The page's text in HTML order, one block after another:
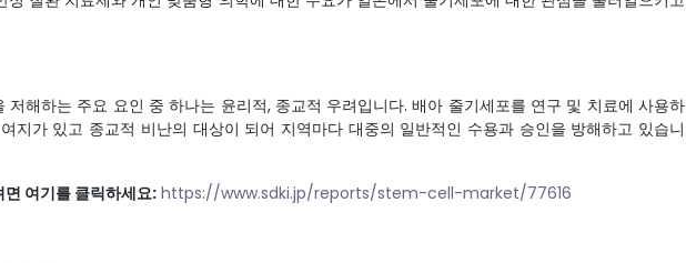
저해하는 주요 요인 중 하나는 윤리적, 종교적 우려입니다. 배아 줄기세포를 연구 및 치료에 사용하
지가 있고 종교적 비난의 대상이 되어 지역마다 대중의 일반적인 수용과 승인을 방해하고 있습니
여기를 클릭하세요: https://www.sdki.jp/reports/stem-cell-market/77616